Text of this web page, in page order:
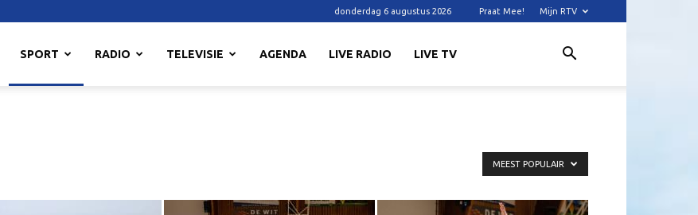
donderdag 6 augustus 2026 Praat Mee! Mijn RTV
SPORT RADIO TELEVISIE AGENDA LIVE RADIO LIVE TV
MEEST POPULAIR